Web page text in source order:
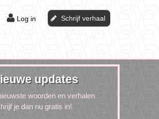
Log in Schrijf verhaal
updates
woorden en verhalen
je dan nu gratis in!